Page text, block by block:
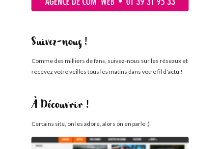
Suivez-nous !
Comme des milliers de fans, suivez-nous sur les réseaux et
recevez votre veilles tous les matins dans votre fil d'actu !
À Découvrir !
Certains site, on les adore, alors on en parle ;)